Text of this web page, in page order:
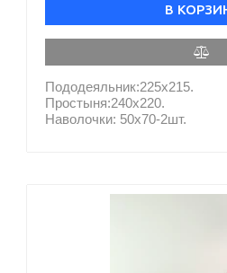
В
Пододеяльник:225х215.
Простыня:240х220.
Наволочки: 50х70-2шт.